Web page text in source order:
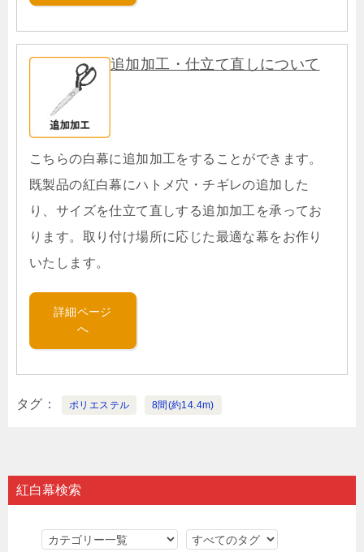
追加加工・仕立て直しについて
こちらの白幕に追加加工をすることができます。
既製品の紅白幕にハトメ穴・チギレの追加した
り、サイズを仕立て直しする追加加工を承ってお
ります。取り付け場所に応じた最適な幕をお作り
いたします。
詳細ページ
へ
タグ ポリエステル 8間(約14.4m)
紅白幕検索